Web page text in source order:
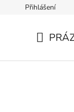
Přihlášení